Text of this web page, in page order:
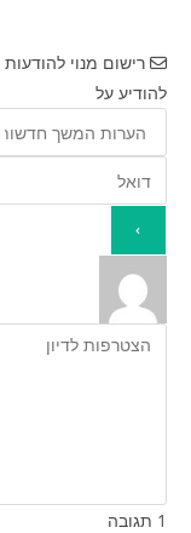
רישום מנוי להודעות
להודיע על
1 תגובה